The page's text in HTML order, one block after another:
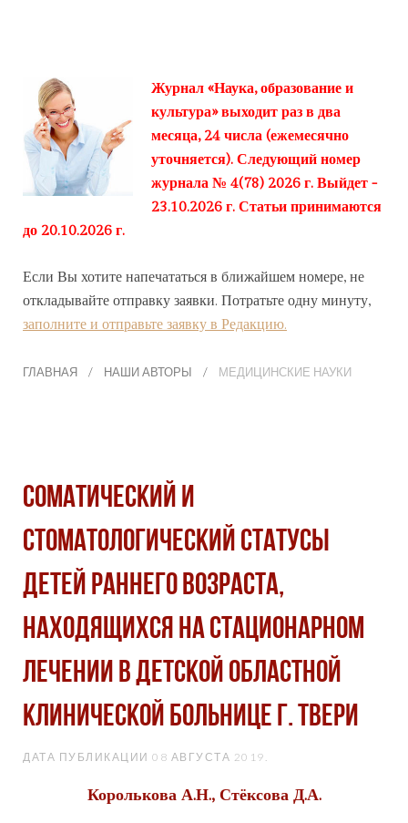
Журнал «Наука, образование и
культура» выходит раз в два
месяца, 24 числа (ежемесячно
уточняется). Следующий номер
журнала № 4(78) 2026 г. Выйдет -
23.10.2026 г. Статьи принимаются
до 20.10.2026 г.
Если Вы хотите напечататься в ближайшем номере, не
откладывайте отправку заявки. Потратьте одну минуту,
заполните и отправьте заявку в Редакцию.
ГЛАВНАЯ НАШИ АВТОРЫ МЕДИЦИНСКИЕ НАУКИ
СОМАТИЧЕСКИЙ И
СТОМАТОЛОГИЧЕСКИЙ СТАТУСЫ
ДЕТЕЙ РАННЕГО ВОЗРАСТА,
НАХОДЯЩИХСЯ НА СТАЦИОНАРНОМ
ЛЕЧЕНИИ В ДЕТСКОЙ ОБЛАСТНОЙ
КЛИНИЧЕСКОЙ БОЛЬНИЦЕ Г. ТВЕРИ
ДАТА ПУБЛИКАЦИИ 08 АВГУСТА 2019 .
Королькова А.Н., Стёксова Д.А.